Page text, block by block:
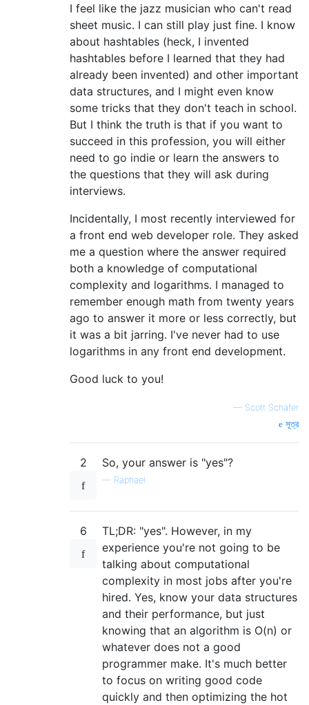
I feel like the jazz musician who can't read
sheet music. I can still play just fine. I know
about hashtables (heck, I invented
hashtables before I learned that they had
already been invented) and other important
data structures, and I might even know
some tricks that they don't teach in school.
But I think the truth is that if you want to
succeed in this profession, you will either
need to go indie or learn the answers to
the questions that they will ask during
interviews.
Incidentally, I most recently interviewed for
a front end web developer role. They asked
me a question where the answer required
both a knowledge of computational
complexity and logarithms. I managed to
remember enough math from twenty years
ago to answer it more or less correctly, but
it was a bit jarring. I've never had to use
logarithms in any front end development.
Good luck to you!
— Scott Schafer
সূত্র
2 So, your answer is "yes"?
— Raphael
6
TL;DR: "yes". However, in my
experience you're not going to be
talking about computational
complexity in most jobs after you're
hired. Yes, know your data structures
and their performance, but just
knowing that an algorithm is O(n) or
whatever does not a good
programmer make. It's much better
to focus on writing good code
quickly and then optimizing the hot